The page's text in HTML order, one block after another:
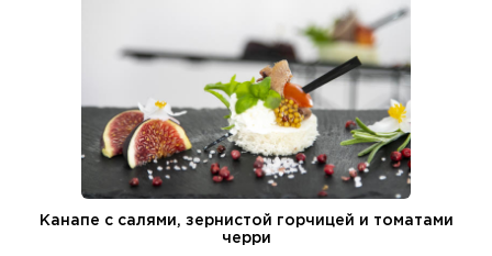
Канапе с салями, зернистой горчицей и томатами
черри